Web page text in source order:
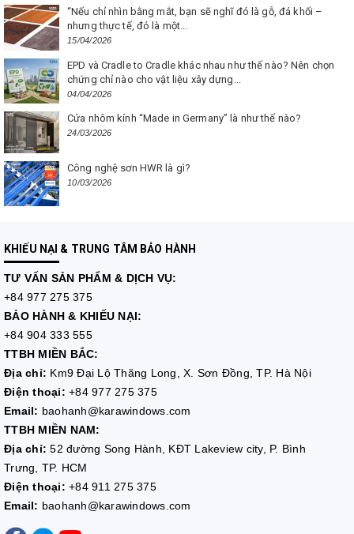
“Nếu chỉ nhìn bằng mắt, bạn sẽ nghĩ đó là gỗ, đá khối –
nhưng thực tế, đó là một...
15/04/2026
EPD và Cradle to Cradle khác nhau như thế nào? Nên chọn
chứng chỉ nào cho vật liệu xây dựng...
04/04/2026
Cửa nhôm kính “Made in Germany” là như thế nào?
24/03/2026
Công nghệ sơn HWR là gì?
10/03/2026
KHIẾU NẠI & TRUNG TÂM BẢO HÀNH
TƯ VẤN SẢN PHẨM & DỊCH VỤ:
+84 977 275 375
BẢO HÀNH & KHIẾU NẠI:
+84 904 333 555
TTBH MIỀN BẮC:
Địa chỉ: Km9 Đại Lộ Thăng Long, X. Sơn Đồng, TP. Hà Nội
Điện thoại: +84 977 275 375
Email: baohanh@karawindows.com
TTBH MIỀN NAM:
Địa chỉ: 52 đường Song Hành, KĐT Lakeview city, P. Bình
Trưng, TP. HCM
Điện thoại: +84 911 275 375
Email: baohanh@karawindows.com